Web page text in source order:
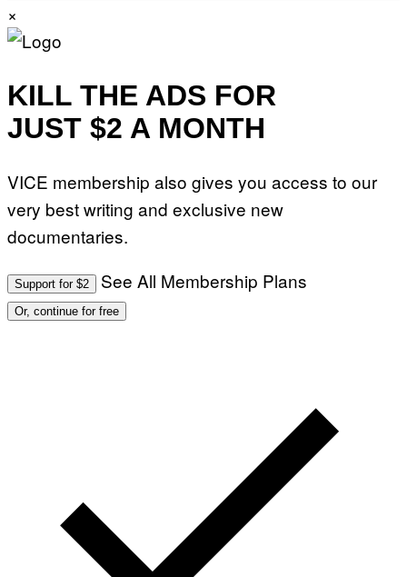
×
KILL THE ADS FOR
JUST $2 A MONTH
VICE membership also gives you access to our
very best writing and exclusive new
documentaries.
Support for $2 See All Membership Plans
Or, continue for free